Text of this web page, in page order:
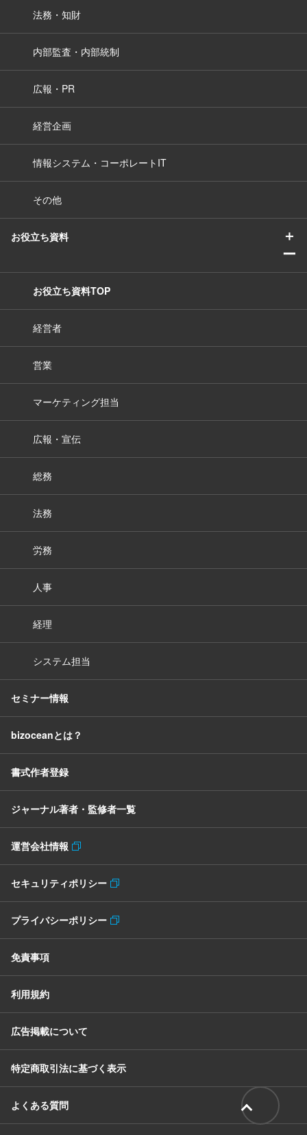
法務・知財
内部監査・内部統制
広報・PR
経営企画
情報システム・コーポレートIT
その他
お役立ち資料
＋
ー
お役立ち資料TOP
経営者
営業
マーケティング担当
広報・宣伝
総務
法務
労務
人事
経理
システム担当
セミナー情報
bizoceanとは？
書式作者登録
ジャーナル著者・監修者一覧
運営会社情報
セキュリティポリシー
プライバシーポリシー
免責事項
利用規約
広告掲載について
特定商取引法に基づく表示
よくある質問